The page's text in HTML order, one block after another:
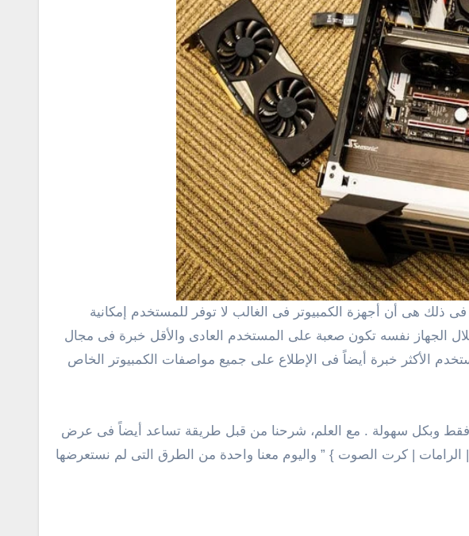
ذلك هى أن أجهزة الكمبيوتر فى الغالب لا توفر للمستخدم إمكانية
الجهاز نفسه تكون صعبة على المستخدم العادى والأقل خبرة فى مجال
الأكثر خبرة أيضاً فى الإطلاع على جميع مواصفات الكمبيوتر الخاص
وبكل سهولة . مع العلم، شرحنا من قبل طريقة تساعد أيضاً فى عرض
| كرت الصوت } ” واليوم معنا واحدة من الطرق التى لم نستعرضها